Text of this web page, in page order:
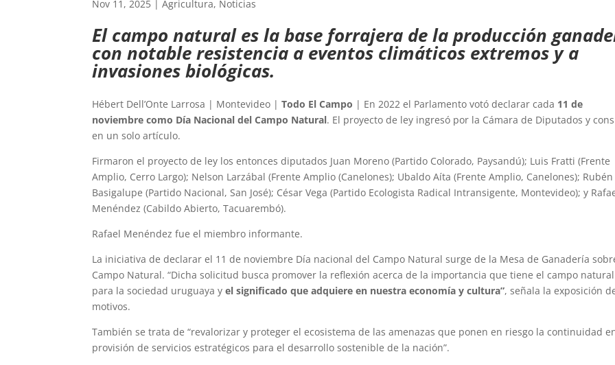
Nov 11, 2025 |Agricultura, Noticias
El campo natural es la base forrajera de la producción
con notable resistencia a eventos climáticos extremos y a
invasiones biológicas.
Hébert Dell’Onte Larrosa | Montevideo |Todo El Campo | En 2022 el Parlamento votó declarar cada 11 de
noviembre como Día Nacional del Campo Natural. El proyecto de ley ingresó por la Cámara de Diputados y
en un solo artículo.
Firmaron el proyecto de ley los entonces diputados Juan Moreno (Partido Colorado, Paysandú); Luis Fratti (Frente
Amplio, Cerro Largo); Nelson Larzábal (Frente Amplio (Canelones); Ubaldo Aíta (Frente Amplio, Canelones); Rubén
Basigalupe (Partido Nacional, San José); César Vega (Partido Ecologista Radical Intransigente, Montevideo); y
Menéndez (Cabildo Abierto, Tacuarembó).
Rafael Menéndez fue el miembro informante.
La iniciativa de declarar el 11 de noviembre Día nacional del Campo Natural surge de la Mesa de Ganadería
Campo Natural. “Dicha solicitud busca promover la reflexión acerca de la importancia que tiene el campo natural
para la sociedad uruguaya yel significado que adquiere en nuestra economía y cultura”, señala la exposición
motivos.
También se trata de “revalorizar y proteger el ecosistema de las amenazas que ponen en riesgo la continuidad
provisión de servicios estratégicos para el desarrollo sostenible de la nación”.